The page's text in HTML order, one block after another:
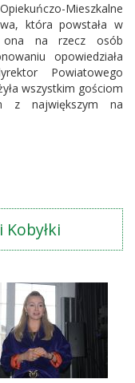
Mieszkalne
która powstała w
ona na rzecz osób
opowiedziała
Powiatowego
wszystkim gościom
z największym na